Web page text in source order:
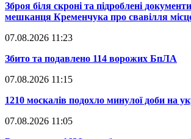
​Зброя біля скроні та підроблені
мешканця Кременчука про свавілля
07.08.2026 11:23
​Збито та подавлено 114 ворожих БпЛА
07.08.2026 11:15
​1210 москалів подохло минулої доби на
07.08.2026 11:05